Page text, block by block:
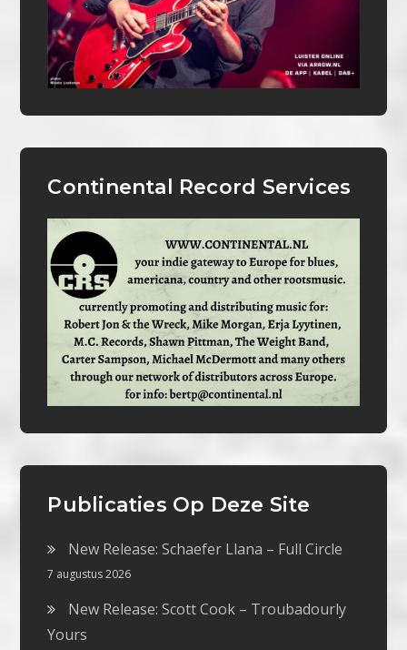
Continental Record Services
Publicaties Op Deze Site
New Release: Schaefer Llana – Full Circle
7 augustus 2026
New Release: Scott Cook – Troubadourly
Yours